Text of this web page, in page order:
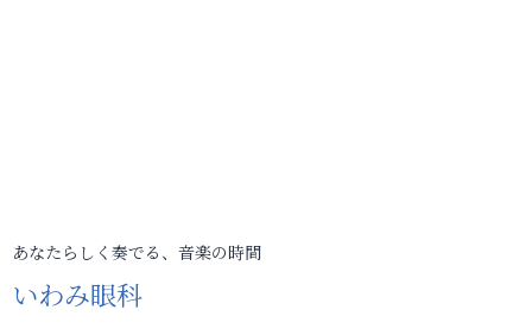
あなたらしく奏でる、音楽の時間
いわみ眼科